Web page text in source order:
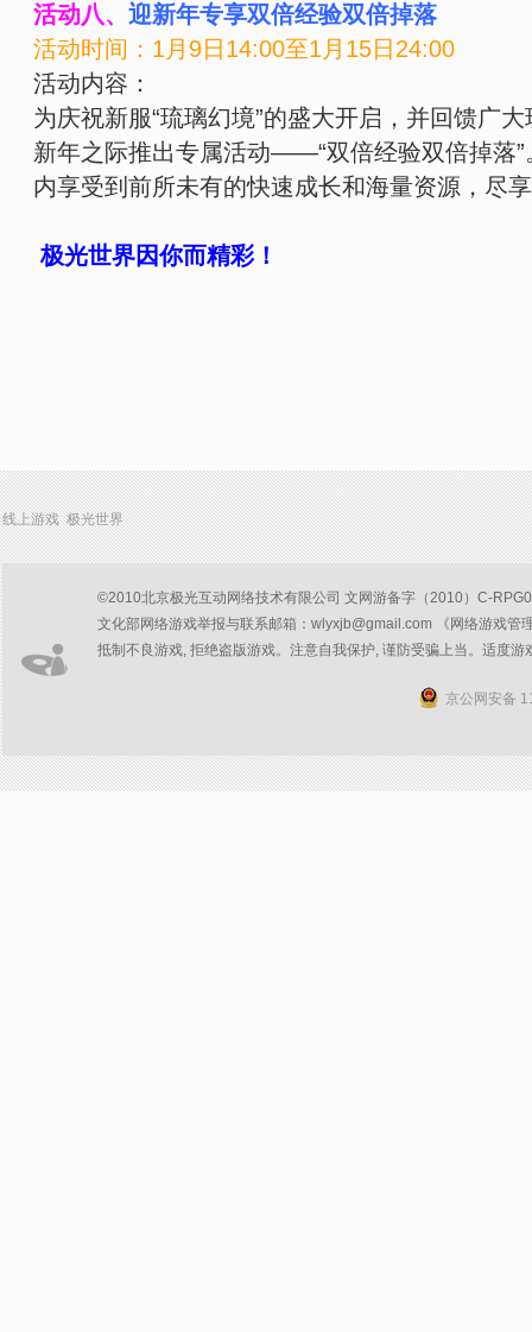
活动八、 迎新年专享双倍经验双倍掉落
活动时间： 1月9日 14:00至1月15日24:00
活动内容：
为庆祝新服“琉璃幻境”的盛大开启，并回馈广
新年之际推出专属活动——“双倍经验双倍掉落
内享受到前所未有的快速成长和海量资源，尽
极光世界因你而精彩！
线上游戏 极光世界
©2010北京极光互动网络技术有限公司 文网游备字（2010）C-
文化部网络游戏举报与联系邮箱：wlyxjb@gmail.com 《网络游戏管
抵制不良游戏, 拒绝盗版游戏。注意自我保护, 谨防受骗上当。适度
京公网安备